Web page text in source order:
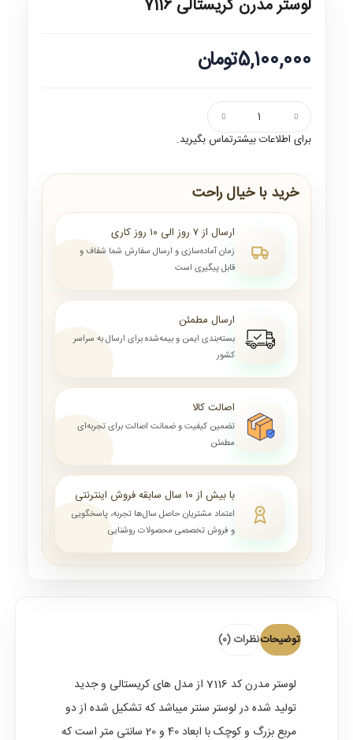
لوستر مدرن کریستالی 7116
5,100,000تومان
برای اطلاعات بیشترتماس بگیرید.
خرید با خیال راحت
ارسال از ۷ روز الی ۱۰ روز کاری
زمان آماده‌سازی و ارسال سفارش شما شفاف و
قابل پیگیری است
ارسال مطمئن
بسته‌بندی ایمن و بیمه‌شده برای ارسال به سراسر
کشور
اصالت کالا
تضمین کیفیت و ضمانت اصالت برای تجربه‌ای
مطمئن
با بیش از ۱۰ سال سابقه فروش اینترنتی
اعتماد مشتریان حاصل سال‌ها تجربه، پاسخگویی
و فروش تخصصی محصولات روشنایی
توضیحاتنظرات (0)
لوستر مدرن کد 7116 از مدل های کریستالی و جدید
تولید شده در لوستر سنتر میباشد که تشکیل شده از دو
مربع بزرگ و کوچک با ابعاد 40 و 20 سانتی متر است که